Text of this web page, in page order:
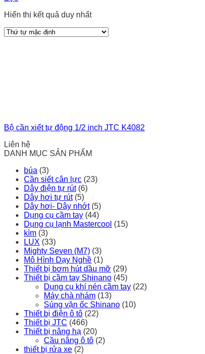
Hiển thị kết quả duy nhất
Bộ cần xiết tự động 1/2 inch JTC K4082
Liên hệ
DANH MỤC SẢN PHẨM
búa (3)
Cần siết cân lực (23)
Dây điện tự rút (6)
Dây hơi tự rút (5)
Dây hơi- Dây nhớt (5)
Dụng cụ cầm tay (44)
Dụng cụ lạnh Mastercool (15)
kìm (3)
LUX (33)
Mighty Seven (M7) (3)
Mô Hình Dạy Nghề (1)
Thiết bị bơm hút dầu mỡ (29)
Thiết bị cầm tay Shinano (45)
Dụng cụ khí nén cầm tay (22)
Máy chà nhám (13)
Súng vặn ốc Shinano (10)
Thiết bị điện ô tô (22)
Thiết bị JTC (466)
Thiết bị nâng hạ (20)
Cầu nâng ô tô (2)
thiết bị rửa xe (2)